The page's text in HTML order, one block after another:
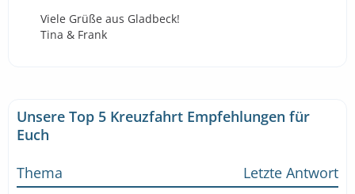
Viele Grüße aus Gladbeck!
Tina & Frank
Unsere Top 5 Kreuzfahrt Empfehlungen für
Euch
Thema
Letzte Antwort